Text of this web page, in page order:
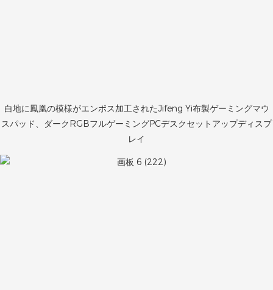
白地に鳳凰の模様がエンボス加工されたJifeng Yi布製ゲーミングマウ
スパッド、ダークRGBフルゲーミングPCデスクセットアップディスプ
レイ